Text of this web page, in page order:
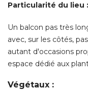
Particularité du lieu :
Un balcon pas très
avec, sur les côtés,
autant d'occasions
espace dédié aux
Végétaux :